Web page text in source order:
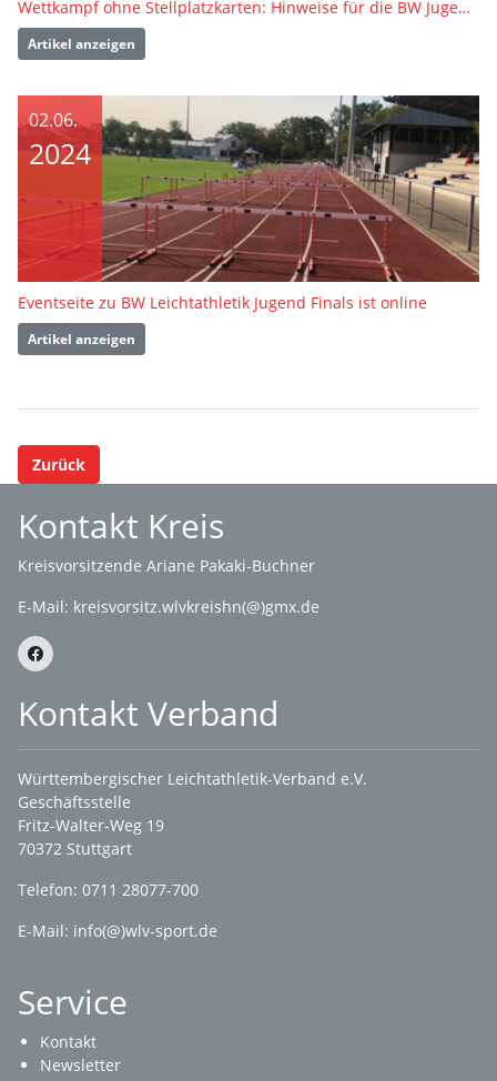
Wettkampf ohne Stellplatzkarten: Hinweise für die BW Jugend Finals
Artikel anzeigen
02.06.
2024
Eventseite zu BW Leichtathletik Jugend Finals ist online
Artikel anzeigen
Zurück
Kontakt Kreis
Kreisvorsitzende Ariane Pakaki-Buchner
E-Mail: kreisvorsitz.wlvkreishn(@)gmx.de
Kontakt Verband
Württembergischer Leichtathletik-Verband e.V.
Geschäftsstelle
Fritz-Walter-Weg 19
70372 Stuttgart
Telefon: 0711 28077-700
E-Mail: info(@)wlv-sport.de
Service
Kontakt
Newsletter